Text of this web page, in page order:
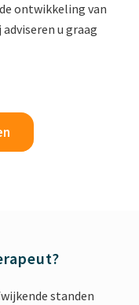
ontwikkeling van
u graag
standen